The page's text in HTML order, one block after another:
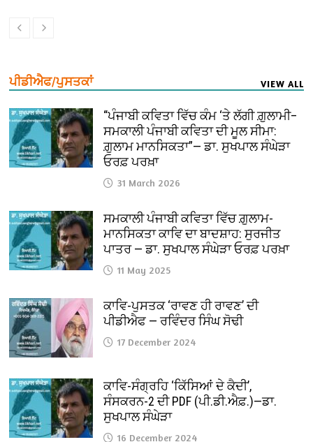
ਪੀਡੀਐਫ/ਪੁਸਤਕਾਂ VIEW ALL
“ਪੰਜਾਬੀ ਕਵਿਤਾ ਵਿੱਚ ਕੰਮ ‘ਤੇ ਲੱਗੀ ਗ਼ੁਲਾਮੀ–
ਸਮਕਾਲੀ ਪੰਜਾਬੀ ਕਵਿਤਾ ਦੀ ਮੂਲ ਸੀਮਾ:
ਗ਼ੁਲਾਮ ਮਾਨਸਿਕਤਾ”— ਡਾ. ਸੁਖਪਾਲ ਸੰਘੇੜਾ
ਓਰਫ਼ ਪਰਖ਼ਾ
31 March 2026
ਸਮਕਾਲੀ ਪੰਜਾਬੀ ਕਵਿਤਾ ਵਿੱਚ ਗ਼ੁਲਾਮ-
ਮਾਨਸਿਕਤਾ ਕਾਵਿ ਦਾ ਬਾਦਸ਼ਾਹ: ਸੁਰਜੀਤ
ਪਾਤਰ — ਡਾ. ਸੁਖਪਾਲ ਸੰਘੇੜਾ ਓਰਫ਼ ਪਰਖ਼ਾ
11 May 2025
ਕਾਵਿ-ਪੁਸਤਕ ‘ਰਾਵਣ ਹੀ ਰਾਵਣ’ ਦੀ
ਪੀਡੀਐਫ — ਰਵਿੰਦਰ ਸਿੰਘ ਸੋਢੀ
17 December 2024
ਕਾਵਿ-ਸੰਗ੍ਰਹਿ ‘ਕਿੱਸਿਆਂ ਦੇ ਕੈਦੀ’,
ਸੰਸਕਰਨ-2 ਦੀ PDF (ਪੀ.ਡੀ.ਐਫ਼.)—ਡਾ.
ਸੁਖਪਾਲ ਸੰਘੇੜਾ
16 December 2024